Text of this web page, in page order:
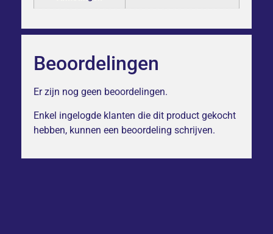
Beoordelingen
Er zijn nog geen beoordelingen.
Enkel ingelogde klanten die dit product gekocht
hebben, kunnen een beoordeling schrijven.